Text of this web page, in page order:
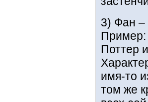
3) Фан
Пример:
Поттер
имя-то
том же